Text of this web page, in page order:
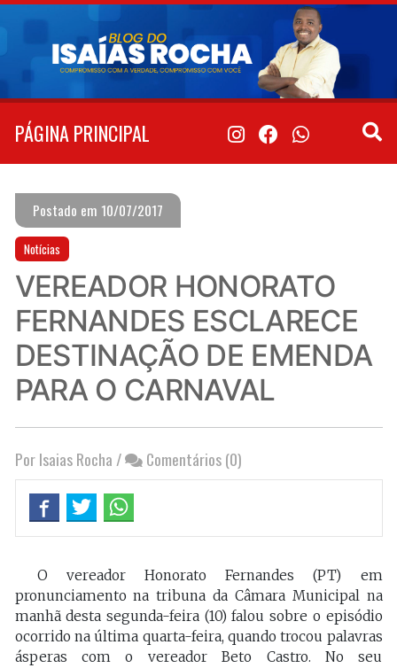
Pular
conteúdo
PÁGINA PRINCIPAL
Postado em 10/07/2017
Notícias
VEREADOR HONORATO
FERNANDES ESCLARECE
DESTINAÇÃO DE EMENDA
PARA O CARNAVAL
Por Isaias Rocha / Comentários (0)
O vereador Honorato Fernandes (PT) em
pronunciamento na tribuna da Câmara Municipal na
manhã desta segunda-feira (10) falou sobre o episódio
ocorrido na última quarta-feira, quando trocou palavras
ásperas com o vereador Beto Castro. No seu